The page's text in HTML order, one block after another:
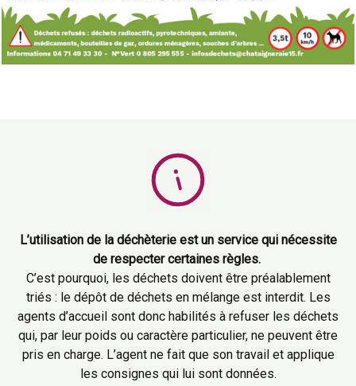
L’utilisation de la déchèterie est un service qui nécessite
de respecter certaines règles.
C’est pourquoi, les déchets doivent être préalablement
triés : le dépôt de déchets en mélange est interdit. Les
agents d’accueil sont donc habilités à refuser les déchets
qui, par leur poids ou caractère particulier, ne peuvent être
pris en charge. L’agent ne fait que son travail et applique
les consignes qui lui sont données.